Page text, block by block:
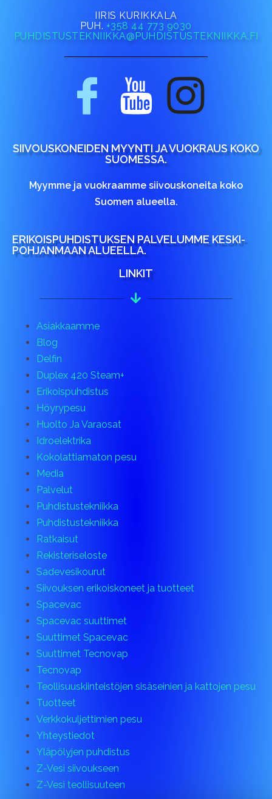
IIRIS KURIKKALA
PUH. +358 44 773 9030
PUHDISTUSTEKNIIKKA@PUHDISTUSTEKNIIKKA.FI
SIIVOUSKONEIDEN MYYNTI JA VUOKRAUS KOKO
SUOMESSA.
Myymme ja vuokraamme siivouskoneita koko
Suomen alueella.
ERIKOISPUHDISTUKSEN PALVELUMME KESKI-
POHJANMAAN ALUEELLA.
LINKIT
Asiakkaamme
Blog
Delfin
Duplex 420 Steam+
Erikoispuhdistus
Höyrypesu
Huolto Ja Varaosat
Idroelektrika
Kokolattiamaton pesu
Media
Palvelut
Puhdistustekniikka
Puhdistustekniikka
Ratkaisut
Rekisteriseloste
Sadevesikourut
Siivouksen erikoiskoneet ja tuotteet
Spacevac
Spacevac suuttimet
Suuttimet Spacevac
Suuttimet Tecnovap
Tecnovap
Teollisuuskiinteistöjen sisäseinien ja kattojen pesu
Tuotteet
Verkkokuljettimien pesu
Yhteystiedot
Yläpölyjen puhdistus
Z-Vesi siivoukseen
Z-Vesi teollisuuteen